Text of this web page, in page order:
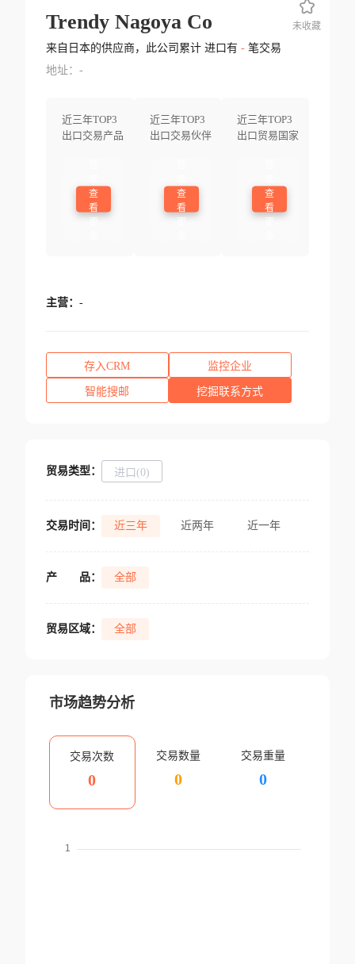
Trendy Nagoya Co
来自日本的供应商，此公司累计 进口有 -笔交易
地址：-
近三年TOP3
出口交易产品
查
看
近三年TOP3
出口交易伙伴
查
看
近三年TOP3
出口贸易国家
查
看
未收藏
主营： -
存入CRM 监控企业
智能搜邮 挖掘联系方式
贸易类型： 进口(0)
交易时间： 近三年 近两年 近一年
产 品： 全部
贸易区域： 全部
市场趋势分析
交易次数
0
交易数量
0
交易重量
0